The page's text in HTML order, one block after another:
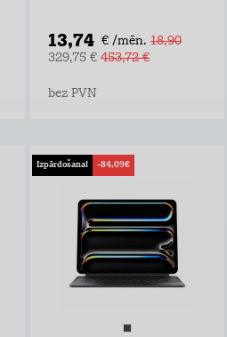
13,74 € /mēn. 18,90
329,75 € 453,72 €
bez PVN
Izpārdošana! -84,09€